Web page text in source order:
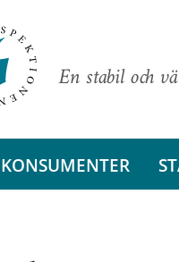
En stabil och